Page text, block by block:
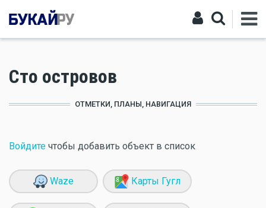
Сто островов
ОТМЕТКИ, ПЛАНЫ, НАВИГАЦИЯ
Войдите чтобы добавить объект в список
Waze Карты Гугл